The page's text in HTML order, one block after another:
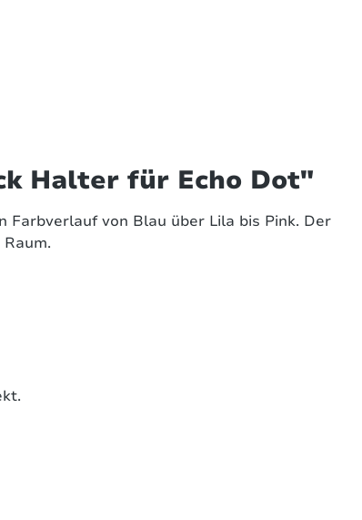
Halter für Echo Dot"
Farbverlauf von Blau über Lila bis Pink. Der